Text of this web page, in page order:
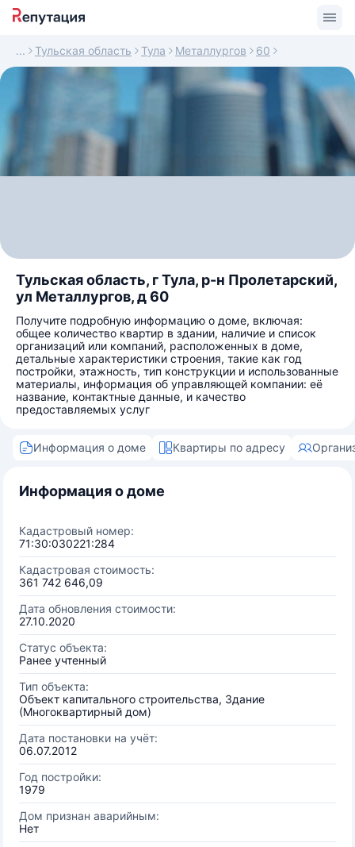
Тульская область Тула Металлургов 60
Тульская область, г Тула, р-н Пролетарский,
ул Металлургов, д 60
Получите подробную информацию о доме, включая:
общее количество квартир в здании, наличие и список
организаций или компаний, расположенных в доме,
детальные характеристики строения, такие как год
постройки, этажность, тип конструкции и использованные
материалы, информация об управляющей компании: её
название, контактные данные, и качество
предоставляемых услуг
Информация о доме Квартиры по адресу
Информация о доме
Кадастровый номер:
71:30:030221:284
Кадастровая стоимость:
361 742 646,09
Дата обновления стоимости:
27.10.2020
Статус объекта:
Ранее учтенный
Тип объекта:
Объект капитального строительства, Здание
(Многоквартирный дом)
Дата постановки на учёт:
06.07.2012
Год постройки:
1979
Дом признан аварийным:
Нет